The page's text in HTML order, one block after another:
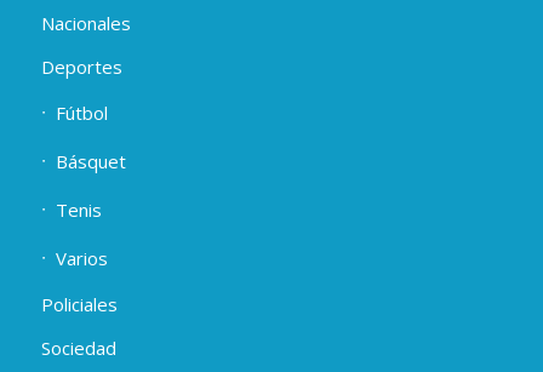
Nacionales
Deportes
Fútbol
Básquet
Tenis
Varios
Policiales
Sociedad